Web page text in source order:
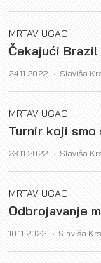
MRTAV UGAO
Čekajući Brazil
24.11.2022. Author
Slaviša
MRTAV UGAO
Turnir koji
23.11.2022. Author
Slaviša
MRTAV UGAO
Odbrojavanje
10.11.2022. Author
Slaviša